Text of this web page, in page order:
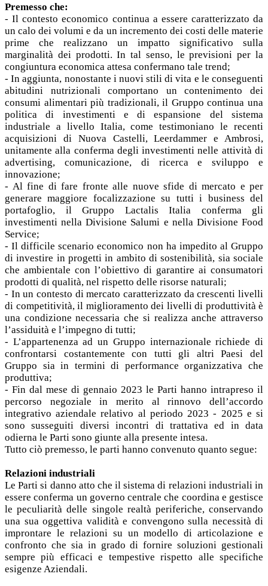
Premesso che:
- Il contesto economico continua a essere caratterizzato da
un calo dei volumi e da un incremento dei costi delle materie
prime che realizzano un impatto significativo sulla
marginalità dei prodotti. In tal senso, le previsioni per la
congiuntura economica attesa confermano tale trend;
- In aggiunta, nonostante i nuovi stili di vita e le conseguenti
abitudini nutrizionali comportano un contenimento dei
consumi alimentari più tradizionali, il Gruppo continua una
politica di investimenti e di espansione del sistema
industriale a livello Italia, come testimoniano le recenti
acquisizioni di Nuova Castelli, Leerdammer e Ambrosi,
unitamente alla conferma degli investimenti nelle attività di
advertising, comunicazione, di ricerca e sviluppo e
innovazione;
- Al fine di fare fronte alle nuove sfide di mercato e per
generare maggiore focalizzazione su tutti i business del
portafoglio, il Gruppo Lactalis Italia conferma gli
investimenti nella Divisione Salumi e nella Divisione Food
Service;
- Il difficile scenario economico non ha impedito al Gruppo
di investire in progetti in ambito di sostenibilità, sia sociale
che ambientale con l’obiettivo di garantire ai consumatori
prodotti di qualità, nel rispetto delle risorse naturali;
- In un contesto di mercato caratterizzato da crescenti livelli
di competitività, il miglioramento dei livelli di produttività è
una condizione necessaria che si realizza anche attraverso
l’assiduità e l’impegno di tutti;
- L’appartenenza ad un Gruppo internazionale richiede di
confrontarsi costantemente con tutti gli altri Paesi del
Gruppo sia in termini di performance organizzativa che
produttiva;
- Fin dal mese di gennaio 2023 le Parti hanno intrapreso il
percorso negoziale in merito al rinnovo dell’accordo
integrativo aziendale relativo al periodo 2023 - 2025 e si
sono susseguiti diversi incontri di trattativa ed in data
odierna le Parti sono giunte alla presente intesa.
Tutto ciò premesso, le parti hanno convenuto quanto segue:
Relazioni industriali
Le Parti si danno atto che il sistema di relazioni industriali in
essere conferma un governo centrale che coordina e gestisce
le peculiarità delle singole realtà periferiche, conservando
una sua oggettiva validità e convengono sulla necessità di
improntare le relazioni su un modello di articolazione e
confronto che sia in grado di fornire soluzioni gestionali
sempre più efficaci e tempestive rispetto alle specifiche
esigenze Aziendali.